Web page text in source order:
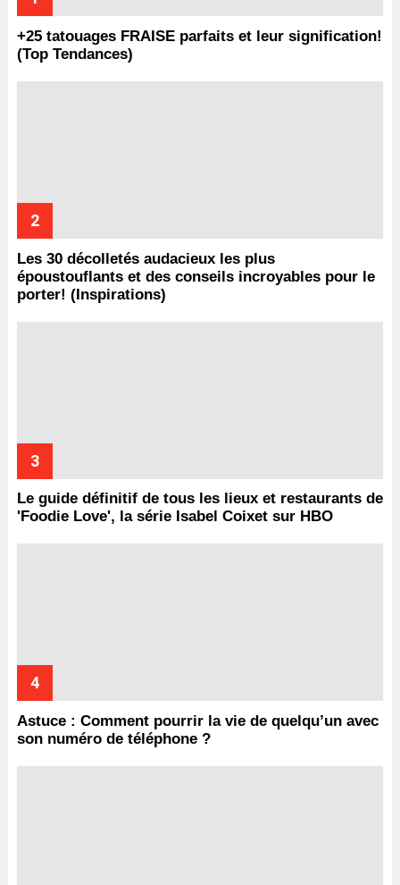
+25 tatouages ​​FRAISE parfaits et leur signification!
(Top Tendances)
Les 30 décolletés audacieux les plus
époustouflants et des conseils incroyables pour le
porter! (Inspirations)
Le guide définitif de tous les lieux et restaurants de
'Foodie Love', la série Isabel Coixet sur HBO
Astuce : Comment pourrir la vie de quelqu’un avec
son numéro de téléphone ?